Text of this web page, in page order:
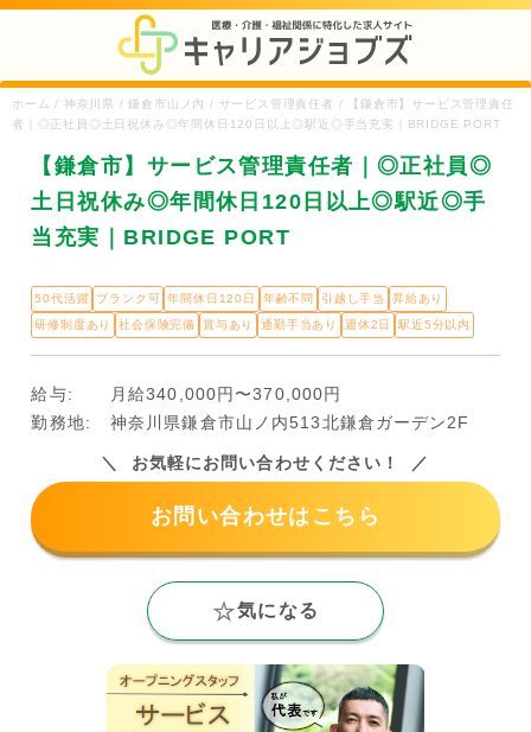
ホーム / 神奈川県 / 鎌倉市山ノ内 / サービス管理責任者 / 【鎌倉市】サービス管理責任
者｜◎正社員◎土日祝休み◎年間休日120日以上◎駅近◎手当充実｜BRIDGE PORT
【鎌倉市】サービス管理責任者｜◎正社員◎
土日祝休み◎年間休日120日以上◎駅近◎手
当充実｜BRIDGE PORT
50代活躍 ブランク可 年間休日120日 年齢不問 引越し手当
昇給あり
研修制度あり
社会保険完備 賞与あり 通勤手当あり 週休2日 駅近5分以内
給与:
月給340,000円〜370,000円
勤務地:
神奈川県鎌倉市山ノ内513北鎌倉ガーデン2F
お気軽にお問い合わせください！
お問い合わせはこちら
気になる